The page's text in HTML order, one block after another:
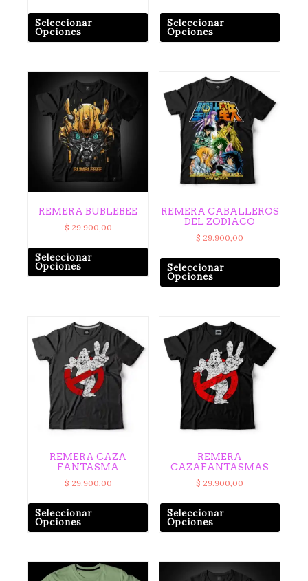
Seleccionar
Opciones
Seleccionar
Opciones
REMERA BUBLEBEE
$ 29.900,00
Seleccionar
Opciones
REMERA CABALLEROS
DEL ZODIACO
$ 29.900,00
Seleccionar
Opciones
REMERA CAZA
FANTASMA
$ 29.900,00
Seleccionar
Opciones
REMERA
CAZAFANTASMAS
$ 29.900,00
Seleccionar
Opciones